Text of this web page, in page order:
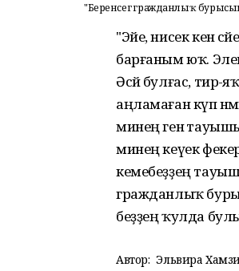
"Беренсегә гражданлыҡ
"Эйе, нисек кенә
барғаным юҡ. Элек
Әсәй булғас, тирә-
аңламаған күп
минең генә
минең кеүек фекер
кемебеҙҙең
гражданлыҡ
беҙҙең ҡулда
Автор: Эльвира